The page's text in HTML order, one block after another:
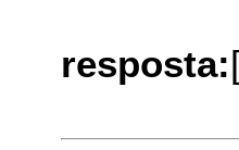
resposta: